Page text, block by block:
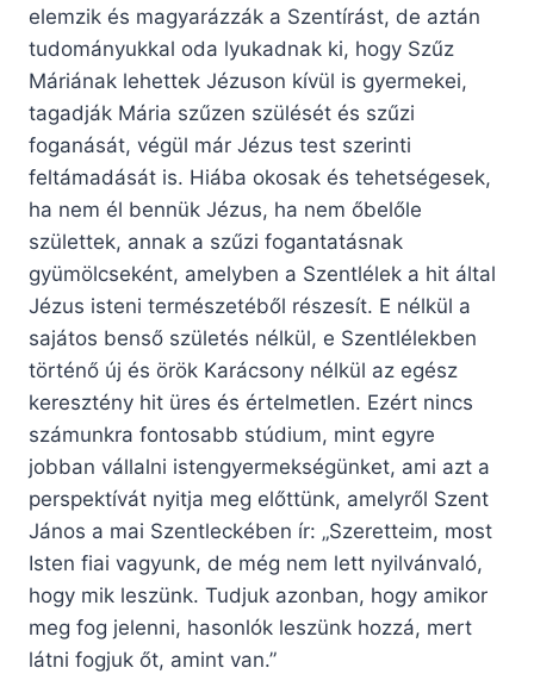
elemzik és magyarázzák a Szentírást, de aztán
tudományukkal oda lyukadnak ki, hogy Szűz
Máriának lehettek Jézuson kívül is gyermekei,
tagadják Mária szűzen szülését és szűzi
foganását, végül már Jézus test szerinti
feltámadását is. Hiába okosak és tehetségesek,
ha nem él bennük Jézus, ha nem őbelőle
születtek, annak a szűzi fogantatásnak
gyümölcseként, amelyben a Szentlélek a hit által
Jézus isteni természetéből részesít. E nélkül a
sajátos benső születés nélkül, e Szentlélekben
történő új és örök Karácsony nélkül az egész
keresztény hit üres és értelmetlen. Ezért nincs
számunkra fontosabb stúdium, mint egyre
jobban vállalni istengyermekségünket, ami azt a
perspektívát nyitja meg előttünk, amelyről Szent
János a mai Szentleckében ír: „Szeretteim, most
Isten fiai vagyunk, de még nem lett nyilvánvaló,
hogy mik leszünk. Tudjuk azonban, hogy amikor
meg fog jelenni, hasonlók leszünk hozzá, mert
látni fogjuk őt, amint van.”